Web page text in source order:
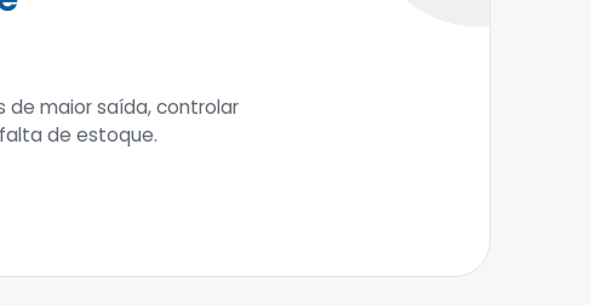
maior saída, controlar
de estoque.